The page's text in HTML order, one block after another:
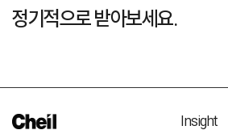
정기적으로 받아보세요.
Insight